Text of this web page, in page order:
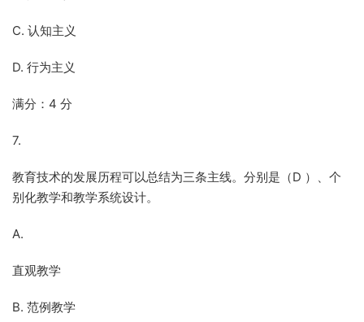
C. 认知主义
D. 行为主义
满分：4 分
7.
教育技术的发展历程可以总结为三条主线。分别是（D ）、个
别化教学和教学系统设计。
A.
直观教学
B. 范例教学